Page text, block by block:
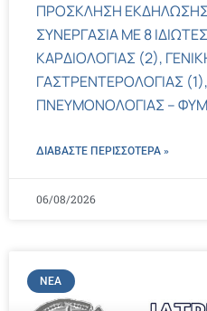
ΠΡΟΣΚΛΗΣΗ
ΣΥΝΕΡΓΑΣΙΑ ΜΕ 8
ΚΑΡΔΙΟΛΟΓΙΑΣ (2),
ΓΑΣΤΡΕΝΤΕΡΟΛΟΓΙΑΣ
ΠΝΕΥΜΟΝΟΛΟΓΙΑΣ –
ΔΙΑΒΑΣΤΕ ΠΕΡΙΣΣΌΤΕΡΑ »
06/08/2026
ΝΈΑ